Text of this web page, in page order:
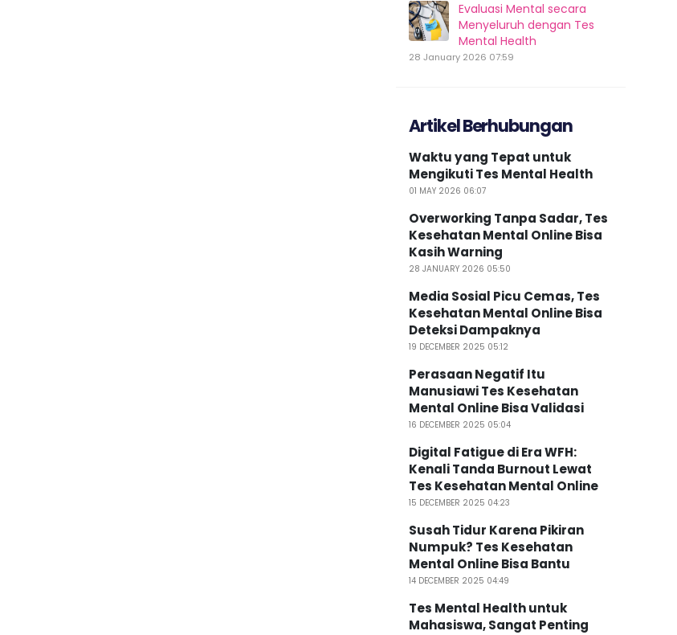
Evaluasi Mental secara
Menyeluruh dengan Tes
Mental Health
28 January 2026 07:59
Artikel Berhubungan
Waktu yang Tepat untuk
Mengikuti Tes Mental Health
01 MAY 2026 06:07
Overworking Tanpa Sadar, Tes
Kesehatan Mental Online Bisa
Kasih Warning
28 JANUARY 2026 05:50
Media Sosial Picu Cemas, Tes
Kesehatan Mental Online Bisa
Deteksi Dampaknya
19 DECEMBER 2025 05:12
Perasaan Negatif Itu
Manusiawi Tes Kesehatan
Mental Online Bisa Validasi
16 DECEMBER 2025 05:04
Digital Fatigue di Era WFH:
Kenali Tanda Burnout Lewat
Tes Kesehatan Mental Online
15 DECEMBER 2025 04:23
Susah Tidur Karena Pikiran
Numpuk? Tes Kesehatan
Mental Online Bisa Bantu
14 DECEMBER 2025 04:49
Tes Mental Health untuk
Mahasiswa, Sangat Penting